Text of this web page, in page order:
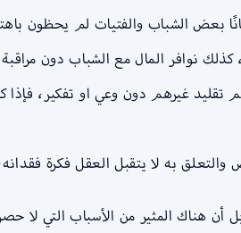
بعض الشباب والفتيات لم يحظون
كذلك نوافر المال مع الشباب دون
غيرهم دون وعي او تفكير،
به لا يتقبل العقل فكرة
هناك المثير من الأسباب التي لا